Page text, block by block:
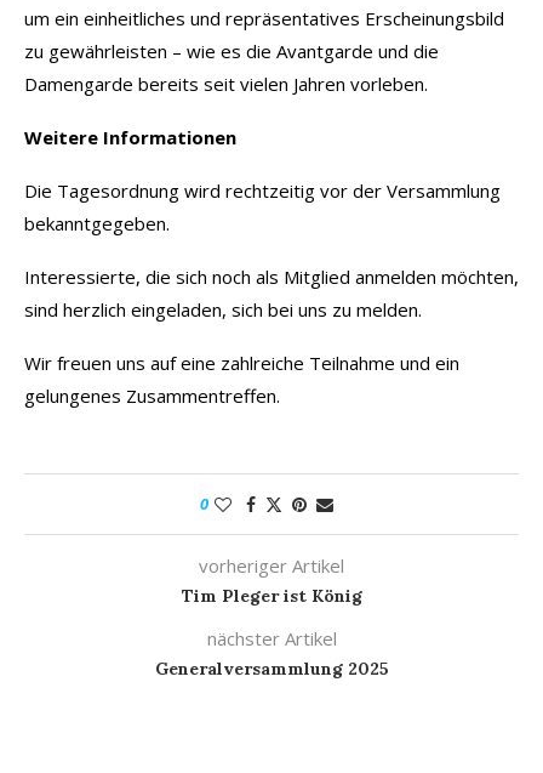
um ein einheitliches und repräsentatives Erscheinungsbild
zu gewährleisten – wie es die Avantgarde und die
Damengarde bereits seit vielen Jahren vorleben.
Weitere Informationen
Die Tagesordnung wird rechtzeitig vor der Versammlung
bekanntgegeben.
Interessierte, die sich noch als Mitglied anmelden möchten,
sind herzlich eingeladen, sich bei uns zu melden.
Wir freuen uns auf eine zahlreiche Teilnahme und ein
gelungenes Zusammentreffen.
0
vorheriger Artikel
Tim Pleger ist König
nächster Artikel
Generalversammlung 2025